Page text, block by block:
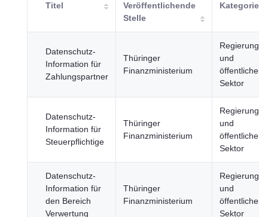
Titel
Veröffentlichende
Stelle
Kategorie
Datenschutz-
Information für
Zahlungspartner
Thüringer
Finanzministerium
Regierung
und
öffentlicher
Sektor
Datenschutz-
Information für
Steuerpflichtige
Thüringer
Finanzministerium
Regierung
und
öffentlicher
Sektor
Datenschutz-
Information für
den Bereich
Verwertung
Thüringer
Finanzministerium
Regierung
und
öffentlicher
Sektor